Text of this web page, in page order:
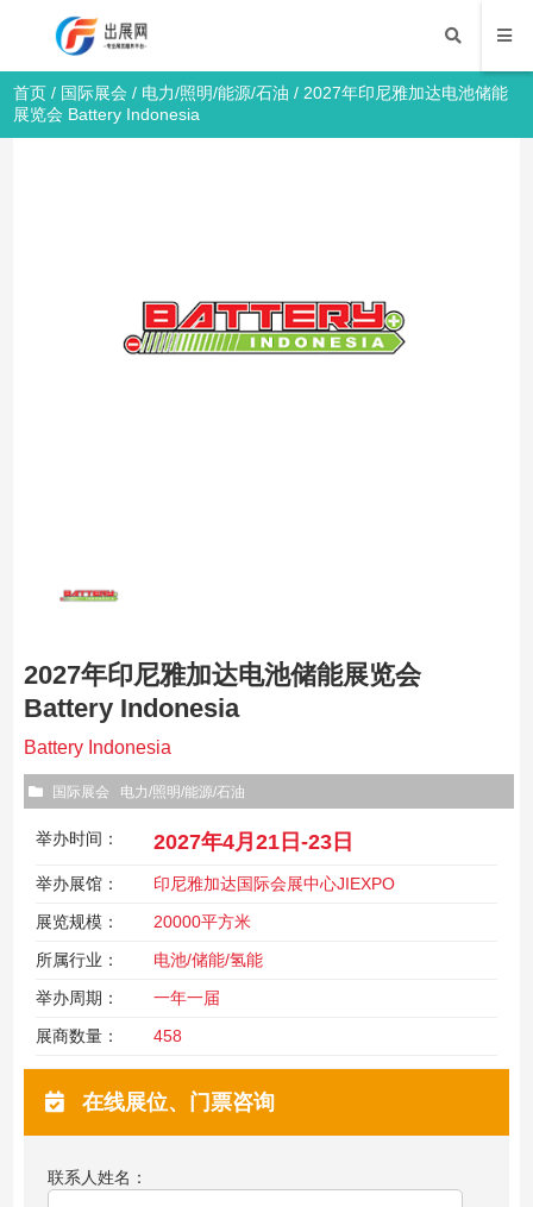
首页 / 国际展会 / 电力/照明/能源/石油 / 2027年印尼雅加达电池储能
展览会 Battery Indonesia
2027年印尼雅加达电池储能展览会
Battery Indonesia
Battery Indonesia
国际展会 电力/照明/能源/石油
举办时间： 2027年4月21日-23日
举办展馆：
印尼雅加达国际会展中心JIEXPO
展览规模：
20000平方米
所属行业：
电池/储能/氢能
举办周期：
一年一届
展商数量：
458
在线展位、门票咨询
联系人姓名：